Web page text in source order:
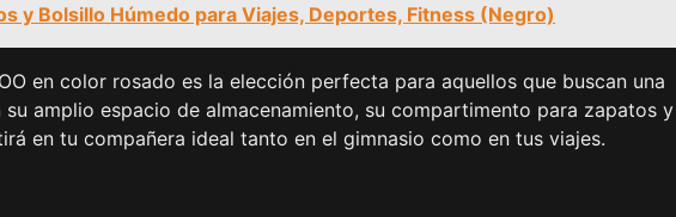
y Bolsillo Húmedo para Viajes, Deportes, Fitness (Negro)
en color rosado es la elección perfecta para aquellos que buscan una
amplio espacio de almacenamiento, su compartimento para zapatos y
en tu compañera ideal tanto en el gimnasio como en tus viajes.